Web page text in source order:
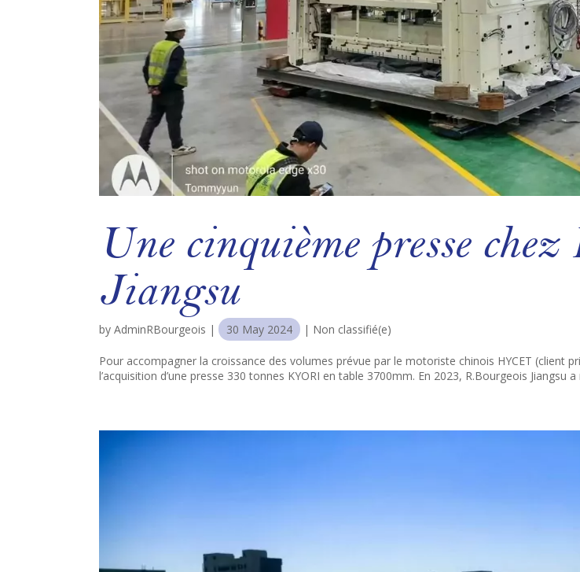
Une cinquième presse
Jiangsu
byAdminRBourgeois | 30 May 2024 | Non classifié(e)
Pour accompagner la croissance des volumes prévue par le motoriste chinois HYCET (client
l’acquisition d’une presse 330 tonnes KYORI en table 3700mm. En 2023, R.Bourgeois Jiangsu